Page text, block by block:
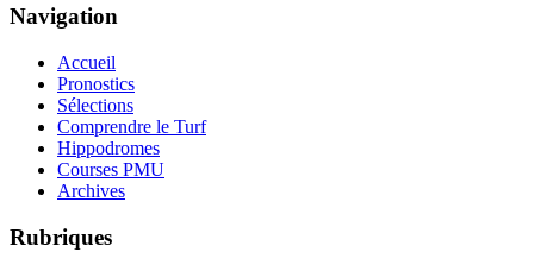
Navigation
Accueil
Pronostics
Sélections
Comprendre le Turf
Hippodromes
Courses PMU
Archives
Rubriques